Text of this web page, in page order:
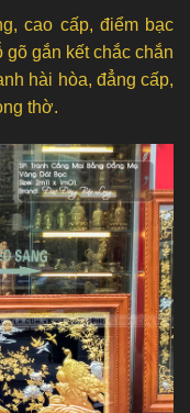
cao cấp, điểm bạc
gắn kết chắc chắn
hài hòa, đẳng cấp,
thờ.